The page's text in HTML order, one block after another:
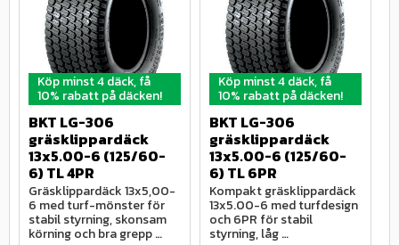
Köp minst 4 däck, få
10% rabatt på däcken!
BKT LG-306
gräsklippardäck
13x5.00-6 (125/60-
6) TL 4PR
Gräsklippardäck 13x5,00-
6 med turf-mönster för
stabil styrning, skonsam
körning och bra grepp
Köp minst 4 däck, få
10% rabatt på däcken!
BKT LG-306
gräsklippardäck
13x5.00-6 (125/60-
6) TL 6PR
Kompakt gräsklippardäck
13x5.00-6 med turfdesign
och 6PR för stabil
styrning, låg